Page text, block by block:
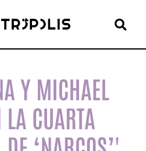
Y MICHAEL
CUARTA